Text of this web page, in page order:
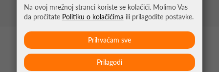
MOŽDA VAS ZANIMA
Na ovoj mrežnoj stranci koriste se kolačići. Molimo Vas
da pročitate Politiku o kolačićima ili prilagodite postavke.
Prilagodi
Prihvaćam sve